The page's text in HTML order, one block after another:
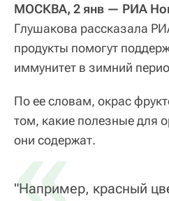
МОСКВА, 2 янв — РИА
Глушакова рассказала
продукты помогут
иммунитет в зимний
По ее словам, окрас
том, какие полезные для
они содержат.
«
"Например, красный